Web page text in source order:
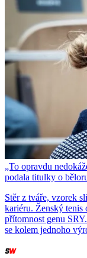
„To opravdu
podala titulky o
Stěr z tváře, vzorek
kariéru. Ženský tenis
přítomnost genu
se kolem jednoho